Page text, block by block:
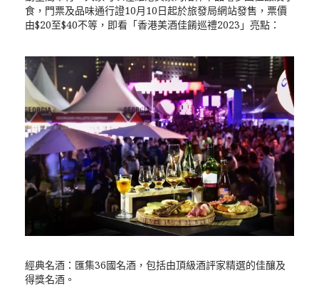
食，門票及品味通行證10月10日起於旅發局網站發售，票價
由$20至$40不等，即看「香港美酒佳餚巡禮2023」亮點：
經典名酒：匯集36國名酒，包括由頂級酒評家精選的佳釀及
得獎名酒。